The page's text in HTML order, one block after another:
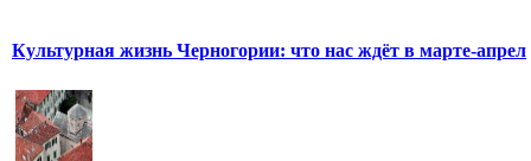
Культурная жизнь Черногории: что нас ждёт в марте-апрел